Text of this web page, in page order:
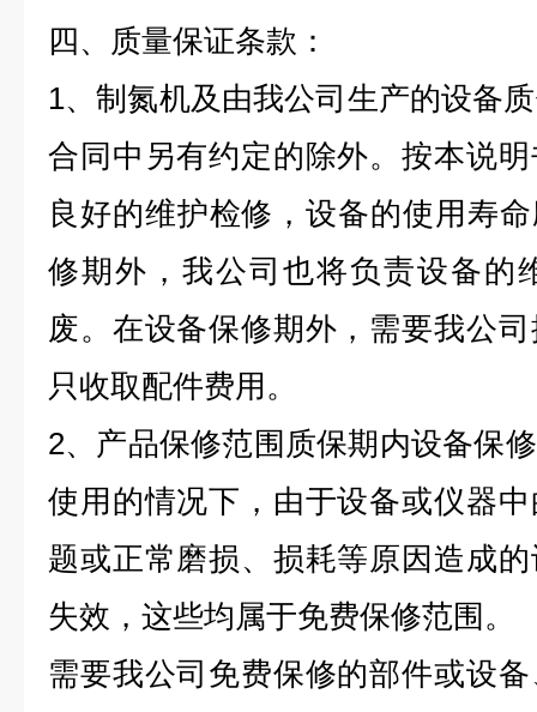
四、质量保证条款：
1、制氮机及由我公司生产的设备
合同中另有约定的除外。按本说
良好的维护检修，设备的使用寿
修期外，我公司也将负责设备的
废。在设备保修期外，需要我公
只收取配件费用。
2、产品保修范围质保期内设备保
使用的情况下，由于设备或仪器
题或正常磨损、损耗等原因造成
失效，这些均属于免费保修范围。
需要我公司免费保修的部件或设